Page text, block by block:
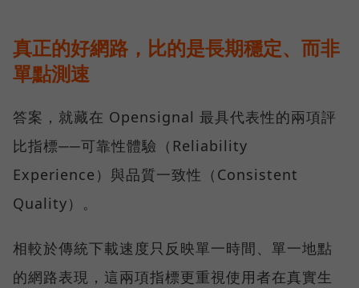
真正的好網路，比的是長期穩定、而非
單點測速
答案，就藏在 Opensignal 最具代表性的兩項評
比指標──可靠性體驗（Reliability
Experience）與品質一致性（Consistent
Quality）。
相較於傳統下載速度只反映單一時間、單一地點
的網路表現，這兩項指標更重視使用者在真實生